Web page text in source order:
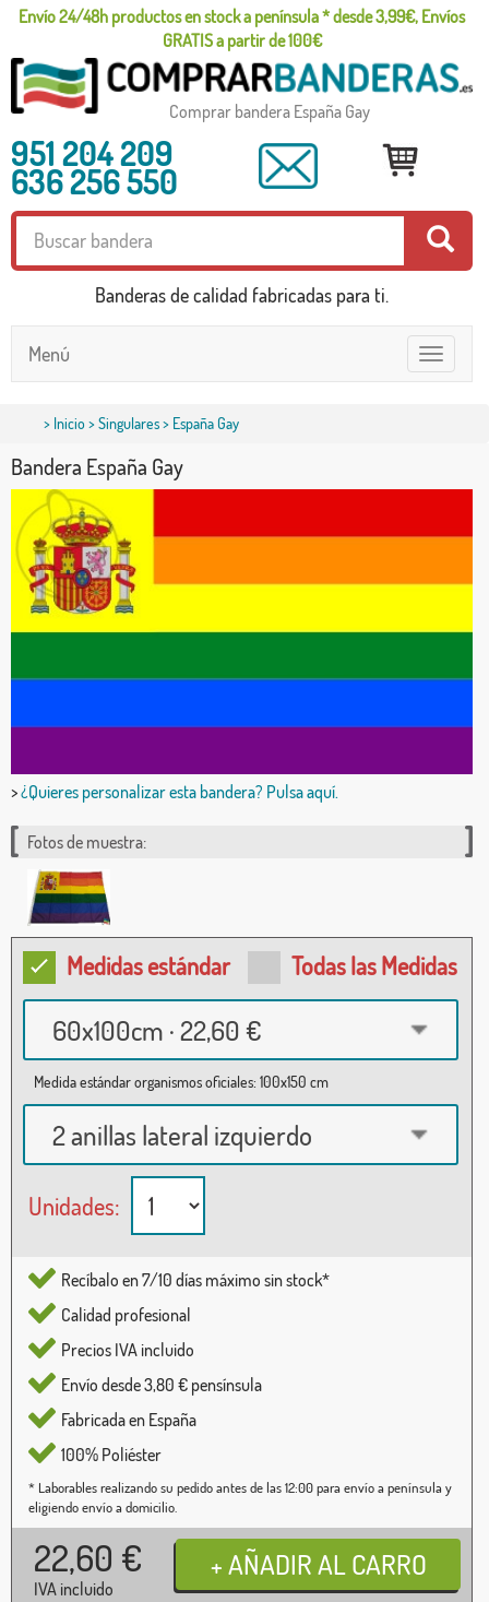
Envío 24/48h productos en stock a península * desde 3,99€, Envíos
GRATIS a partir de 100€
Comprar bandera España Gay
951 204 209
636 256 550
Banderas de calidad fabricadas para ti.
Toggle
navigation
Menú
> Inicio>Singulares> España Gay
Bandera España Gay
>¿Quieres personalizar esta bandera? Pulsa aquí.
Fotos de muestra:
Medidas estándar Todas las Medidas
60x100cm · 22,60 €
Medida estándar organismos oficiales: 100x150 cm
2 anillas lateral izquierdo
Unidades:
Recíbalo en 7/10 días máximo sin stock*
Calidad profesional
Precios IVA incluido
Envío desde 3,80 € pensínsula
Fabricada en España
100% Poliéster
* Laborables realizando su pedido antes de las 12:00 para envío a península y
eligiendo envío a domicilio.
22,60 €
IVA incluido